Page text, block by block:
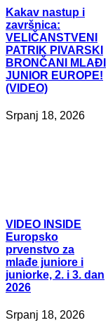
Kakav nastup i
završnica:
VELIČANSTVENI
PATRIK PIVARSKI
BRONČANI MLAĐI
JUNIOR EUROPE!
(VIDEO)
Srpanj 18, 2026
VIDEO INSIDE
Europsko
prvenstvo za
mlađe juniore i
juniorke, 2. i 3. dan
2026
Srpanj 18, 2026